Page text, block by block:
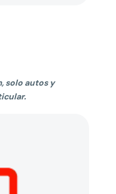
solo autos y